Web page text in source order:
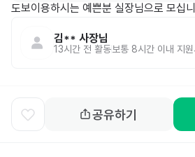
도보이용하시는 예쁜분 실장님으로 모십
김** 사장님
13시간 전 활동보통 8시간 이내 지
공유하기